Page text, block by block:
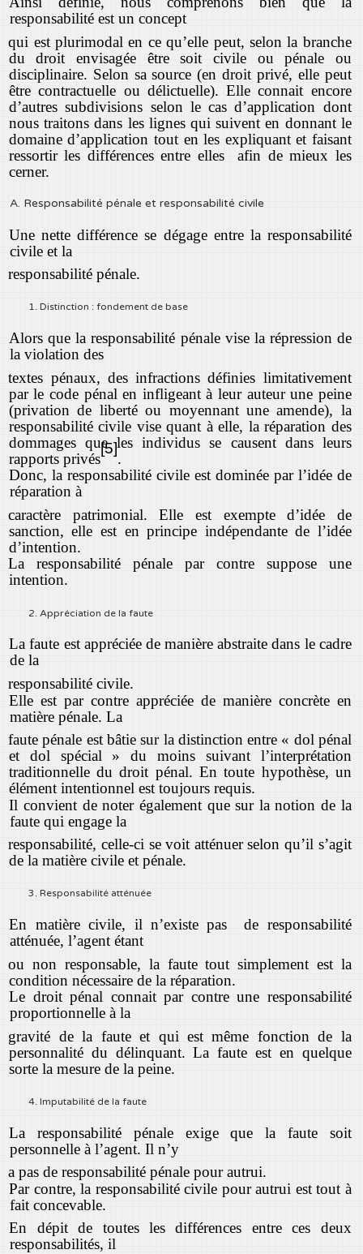
responsabilité est un concept
qui est plurimodal en ce qu’elle peut, selon la branche
du droit envisagée être soit civile ou pénale ou
disciplinaire. Selon sa source (en droit privé, elle peut
être contractuelle ou délictuelle). Elle connait encore
d’autres subdivisions selon le cas d’application dont
nous traitons dans les lignes qui suivent en donnant le
domaine d’application tout en les expliquant et faisant
ressortir les différences entre elles afin de mieux les
cerner.
A. Responsabilité pénale et responsabilité civile
Une nette différence se dégage entre la responsabilité
civile et la
responsabilité pénale.
1. Distinction : fondement de base
Alors que la responsabilité pénale vise la répression de
la violation des
textes pénaux, des infractions définies limitativement
par le code pénal en infligeant à leur auteur une peine
(privation de liberté ou moyennant une amende), la
responsabilité civile vise quant à elle, la réparation des
dommages que les individus se causent dans leurs
rapports privés
[5]
.
Donc, la responsabilité civile est dominée par l’idée de
réparation à
caractère patrimonial. Elle est exempte d’idée de
sanction, elle est en principe indépendante de l’idée
d’intention.
La responsabilité pénale par contre suppose une
intention.
2. Appréciation de la faute
La faute est appréciée de manière abstraite dans le cadre
de la
responsabilité civile.
Elle est par contre appréciée de manière concrète en
matière pénale. La
faute pénale est bâtie sur la distinction entre « dol pénal
et dol spécial » du moins suivant l’interprétation
traditionnelle du droit pénal. En toute hypothèse, un
élément intentionnel est toujours requis.
Il convient de noter également que sur la notion de la
faute qui engage la
responsabilité, celle-ci se voit atténuer selon qu’il s’agit
de la matière civile et pénale.
3. Responsabilité atténuée
En matière civile, il n’existe pas de responsabilité
atténuée, l’agent étant
ou non responsable, la faute tout simplement est la
condition nécessaire de la réparation.
Le droit pénal connait par contre une responsabilité
proportionnelle à la
gravité de la faute et qui est même fonction de la
personnalité du délinquant. La faute est en quelque
sorte la mesure de la peine.
4. Imputabilité de la faute
La responsabilité pénale exige que la faute soit
personnelle à l’agent. Il n’y
a pas de responsabilité pénale pour autrui.
Par contre, la responsabilité civile pour autrui est tout à
fait concevable.
En dépit de toutes les différences entre ces deux
responsabilités, il